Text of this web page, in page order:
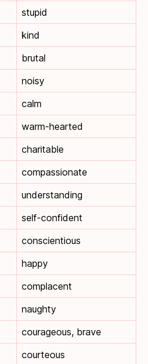
stupid
kind
brutal
noisy
calm
warm-hearted
charitable
compassionate
understanding
self-confident
conscientious
happy
complacent
naughty
courageous, brave
courteous